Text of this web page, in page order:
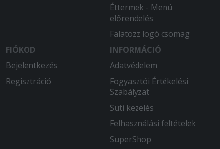
Éttermek - Menü
előrendelés
Falatozz logó csomag
FIÓKOD
Bejelentkezés
Regisztráció
INFORMÁCIÓ
Adatvédelem
Fogyasztói Értékelési
Szabályzat
Süti kezelés
Felhasználási feltételek
SuperShop